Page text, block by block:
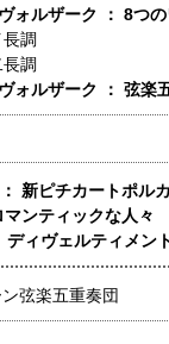
ォルザーク ： 8つ
調
調
ヴォルザーク ：
新ピチカートポル
ンティックな人々
ディヴェルティメ
弦楽五重奏団